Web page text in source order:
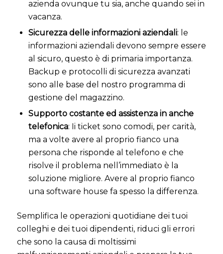
azienda ovunque tu sia, anche quando sei in
vacanza.
Sicurezza delle informazioni aziendali: le
informazioni aziendali devono sempre essere
al sicuro, questo è di primaria importanza.
Backup e protocolli di sicurezza avanzati
sono alle base del nostro programma di
gestione del magazzino.
Supporto costante ed assistenza in anche
telefonica: Ii ticket sono comodi, per carità,
ma a volte avere al proprio fianco una
persona che risponde al telefono e che
risolve il problema nell’immediato è la
soluzione migliore. Avere al proprio fianco
una software house fa spesso la differenza.
Semplifica le operazioni quotidiane dei tuoi
colleghi e dei tuoi dipendenti, riduci gli errori
che sono la causa di moltissimi